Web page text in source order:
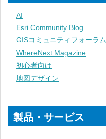
AI
Esri Community Blog
GISコミュニティフォーラム
WhereNext Magazine
初心者向け
地図デザイン
製品・サービス